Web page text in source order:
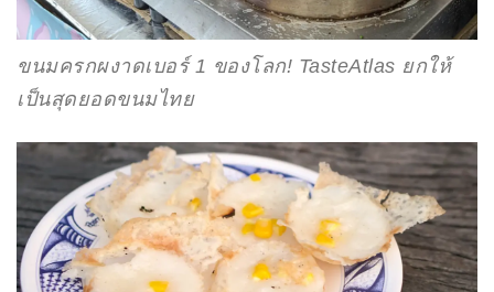
ขนมครกผงาดเบอร์ 1 ของโลก! TasteAtlas ยกให้
เป็นสุดยอดขนมไทย